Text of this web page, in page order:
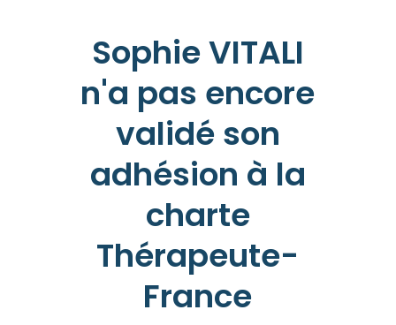
Sophie VITALI
n'a pas encore
validé son
adhésion à la
charte
Thérapeute-
France